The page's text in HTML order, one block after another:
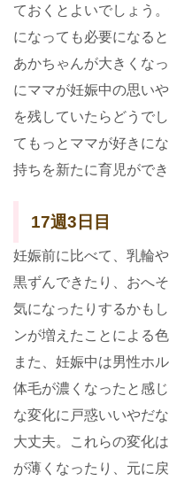
ておくとよいでしょう
になっても必要になる
あかちゃんが大きくな
にママが妊娠中の思い
を残していたらどうで
てもっとママが好きに
持ちを新たに育児がで
17週3日目
妊娠前に比べて、乳輪
黒ずんできたり、おへ
気になったりするかも
ンが増えたことによる色
また、妊娠中は男性ホ
体毛が濃くなったと感
な変化に戸惑いいやだ
大丈夫。これらの変化
が薄くなったり、元に